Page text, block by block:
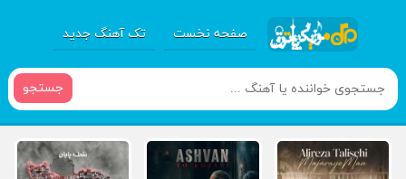
صفحه نخست تک آهنگ جدید
جستجو